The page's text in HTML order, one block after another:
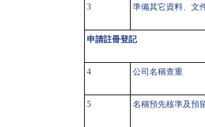
3 準備其它資料、文
申請註冊登記
4 公司名稱查重
5 名稱預先核準及預